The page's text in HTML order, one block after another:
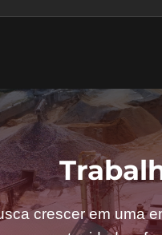
crescer em uma